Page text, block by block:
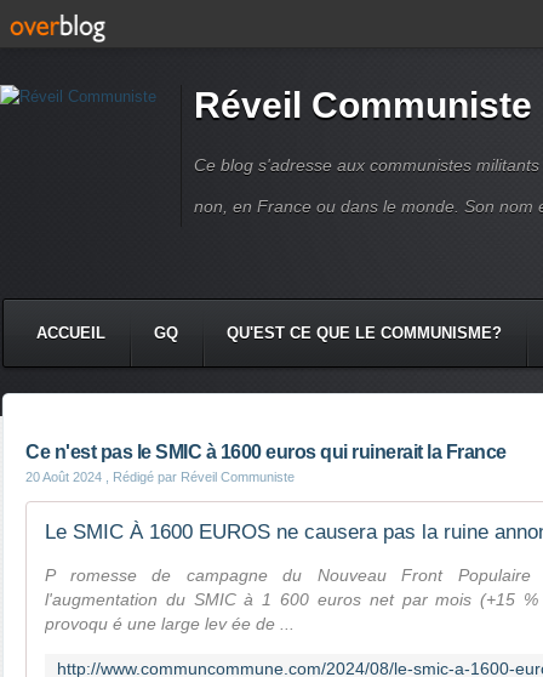
Réveil Communiste
Ce blog s'adresse aux communistes
non, en France ou dans le monde. Son nom
ACCUEIL GQ QU'EST CE QUE LE COMMUNISME?
Ce n'est pas le SMIC à 1600 euros qui ruinerait la France
20 Août 2024 , Rédigé par Réveil Communiste
P romesse de campagne du Nouveau Front Populaire
l'augmentation du SMIC à 1 600 euros net par mois (+15
provoqu é une large lev ée de ...